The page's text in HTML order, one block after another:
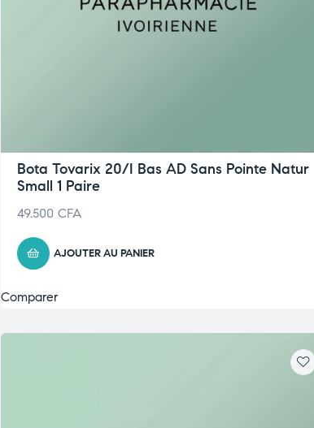
Bota Tovarix 20/I Bas AD Sans Pointe Natur
Small 1 Paire
49.500 CFA
AJOUTER AU PANIER
Comparer